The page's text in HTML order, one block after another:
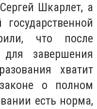
Шкарлет, а
что после
завершения
хватит
о полном
есть норма,